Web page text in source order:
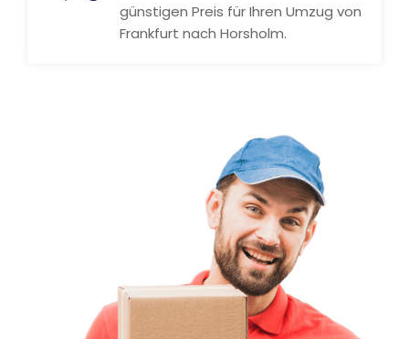
günstigen Preis für Ihren Umzug von
Frankfurt nach Horsholm.